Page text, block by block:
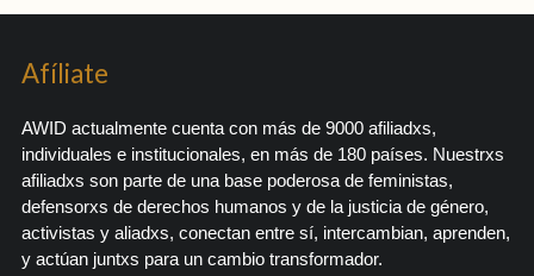
Afíliate
AWID actualmente cuenta con más de 9000 afiliadxs,
individuales e institucionales, en más de 180 países. Nuestrxs
afiliadxs son parte de una base poderosa de feministas,
defensorxs de derechos humanos y de la justicia de género,
activistas y aliadxs, conectan entre sí, intercambian, aprenden,
y actúan juntxs para un cambio transformador.